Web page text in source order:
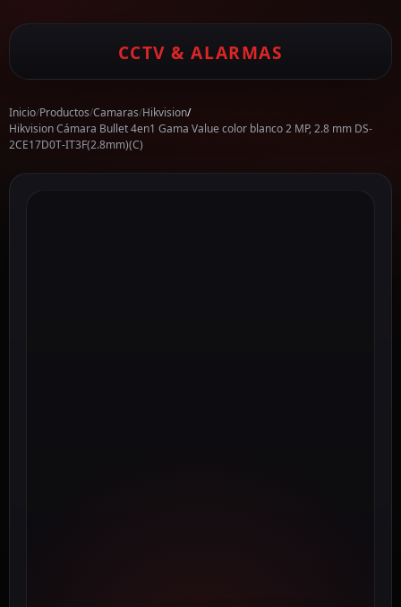
CCTV & ALARMAS
Inicio/Productos/Camaras/Hikvision/
Hikvision Cámara Bullet 4en1 Gama Value color blanco 2 MP, 2.8 mm DS-
2CE17D0T-IT3F(2.8mm)(C)